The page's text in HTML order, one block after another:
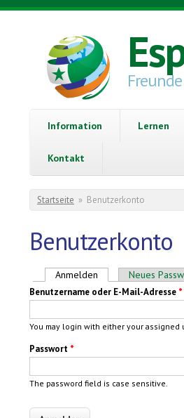
Direkt zum Inhalt
Information Lernen
Kontakt
Sie sind hier
Startseite » Benutzerkonto
Benutzerkonto
Haupt-Reiter
Anmelden (aktiver Reiter)
Neues
Benutzername oder E-Mail-Adresse *
You may login with either your assigned
Passwort *
The password field is case sensitive.